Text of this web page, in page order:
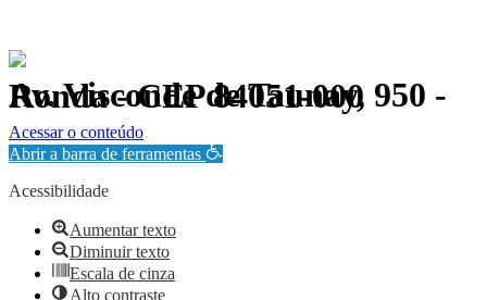
Av. Visconde de Taunay, 950 - Ronda - CEP 84051-000
Política de Privacidade.
Acessar o conteúdo
Abrir a barra de ferramentas
Acessibilidade
Aumentar texto
Diminuir texto
Escala de cinza
Alto contraste